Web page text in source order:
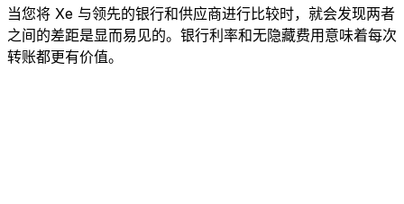
当您将 Xe 与领先的银行和供应商进行比较时，就会发现两者
之间的差距是显而易见的。银行利率和无隐藏费用意味着每次
转账都更有价值。